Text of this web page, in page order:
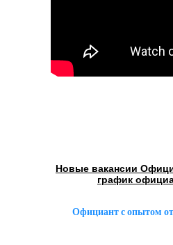
Новые вакансии
график
Официант с опытом